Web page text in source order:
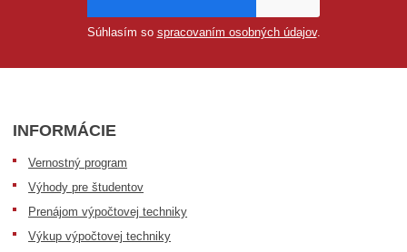
Súhlasím so spracovaním osobných údajov.
INFORMÁCIE
Vernostný program
Výhody pre študentov
Prenájom výpočtovej techniky
Výkup výpočtovej techniky